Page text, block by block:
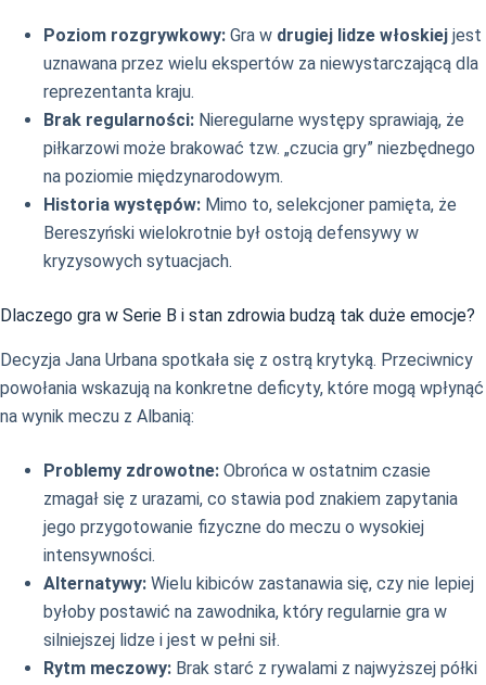
Poziom rozgrywkowy: Gra w drugiej lidze włoskiej jest
uznawana przez wielu ekspertów za niewystarczającą dla
reprezentanta kraju.
Brak regularności: Nieregularne występy sprawiają, że
piłkarzowi może brakować tzw. „czucia gry” niezbędnego
na poziomie międzynarodowym.
Historia występów: Mimo to, selekcjoner pamięta, że
Bereszyński wielokrotnie był ostoją defensywy w
kryzysowych sytuacjach.
Dlaczego gra w Serie B i stan zdrowia budzą tak duże emocje?
Decyzja Jana Urbana spotkała się z ostrą krytyką. Przeciwnicy
powołania wskazują na konkretne deficyty, które mogą wpłynąć
na wynik meczu z Albanią:
Problemy zdrowotne: Obrońca w ostatnim czasie
zmagał się z urazami, co stawia pod znakiem zapytania
jego przygotowanie fizyczne do meczu o wysokiej
intensywności.
Alternatywy: Wielu kibiców zastanawia się, czy nie lepiej
byłoby postawić na zawodnika, który regularnie gra w
silniejszej lidze i jest w pełni sił.
Rytm meczowy: Brak starć z rywalami z najwyższej półki